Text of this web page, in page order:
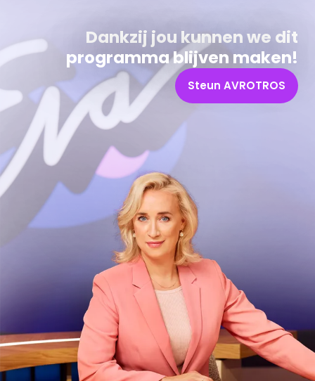
Dankzij jou kunnen we dit
programma blijven maken!
Steun AVROTROS